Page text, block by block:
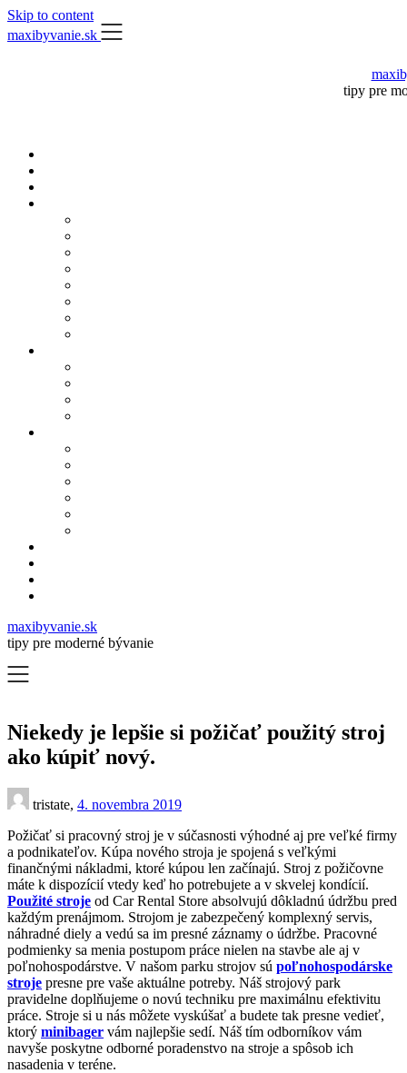
Skip to content
maxibyvanie.sk
tipy pre
maxibyvanie.sk
tipy pre moderné bývanie
Niekedy je lepšie si požičať použitý stroj
ako kúpiť nový.
tristate, 4. novembra 2019
Požičať si pracovný stroj je v súčasnosti výhodné aj pre veľké firmy
a podnikateľov. Kúpa nového stroja je spojená s veľkými
finančnými nákladmi, ktoré kúpou len začínajú. Stroj z požičovne
máte k dispozícií vtedy keď ho potrebujete a v skvelej kondícií.
Použité stroje od Car Rental Store absolvujú dôkladnú údržbu pred
každým prenájmom. Strojom je zabezpečený komplexný servis,
náhradné diely a vedú sa im presné záznamy o údržbe. Pracovné
podmienky sa menia postupom práce nielen na stavbe ale aj v
poľnohospodárstve. V našom parku strojov sú poľnohospodárske
stroje presne pre vaše aktuálne potreby. Náš strojový park
pravidelne doplňujeme o novú techniku pre maximálnu efektivitu
práce. Stroje si u nás môžete vyskúšať a budete tak presne vedieť,
ktorý minibager vám najlepšie sedí. Náš tím odborníkov vám
navyše poskytne odborné poradenstvo na stroje a spôsob ich
nasadenia v teréne.